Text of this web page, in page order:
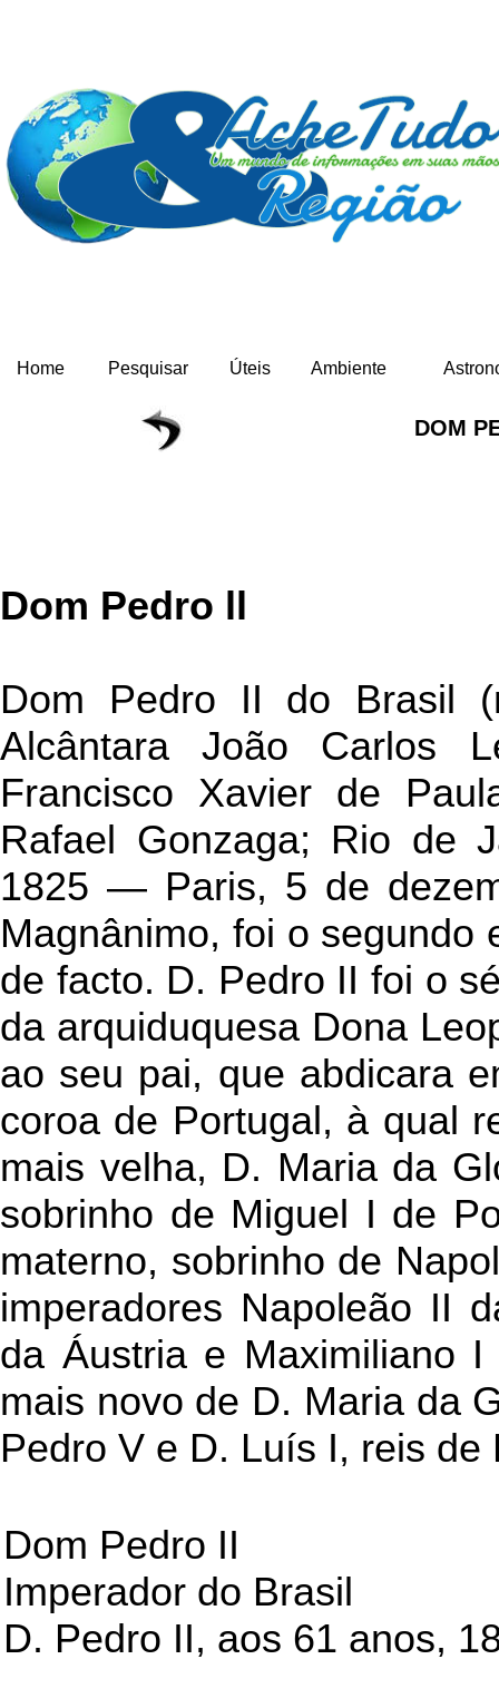
Home Pesquisar Úteis Ambiente
DOM
Dom Pedro ll
Dom Pedro II do Brasil
Alcântara João Carlos
Francisco Xavier de
Rafael Gonzaga; Rio de
1825 — Paris, 5 de
Magnânimo, foi o segundo
de facto. D. Pedro II foi o
da arquiduquesa Dona
ao seu pai, que abdicara
coroa de Portugal, à qual
mais velha, D. Maria da
sobrinho de Miguel I de
materno, sobrinho de
imperadores Napoleão II
da Áustria e Maximiliano
mais novo de D. Maria da
Pedro V e D. Luís I, reis de
Dom Pedro II
Imperador do Brasil
D. Pedro II, aos 61 anos,